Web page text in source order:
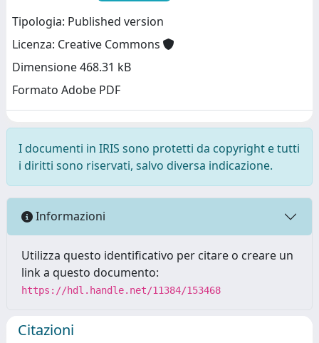
Tipologia: Published version
Licenza: Creative Commons
Dimensione 468.31 kB
Formato Adobe PDF
I documenti in IRIS sono protetti da copyright e tutti
i diritti sono riservati, salvo diversa indicazione.
Informazioni
Utilizza questo identificativo per citare o creare un
link a questo documento:
https://hdl.handle.net/11384/153468
Citazioni